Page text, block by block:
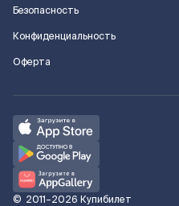
Безопасность
Конфиденциальность
Оферта
© 2011–2026 Купибилет